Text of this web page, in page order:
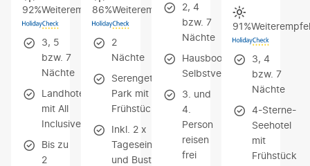
Weiterempfehlung
92%
3, 5
bzw. 7
Nächte
Landhotel
mit All
Inclusive
Bis zu
2
Weiterempfehlung
86%
2
Nächte
Serengeti-
Park mit
Frühstück
Inkl. 2 x
Tageseintritt
und Bustour
2, 4
bzw. 7
Nächte
Hausboot mit
Selbstverpflegung
3. und
4.
Person
reisen
frei
91%
3, 4
bzw. 7
Nächte
4-Sterne-
Seehotel
mit
Frühstück